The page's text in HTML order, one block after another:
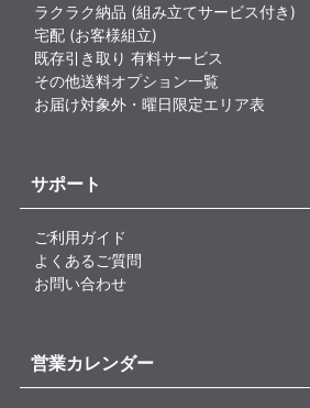
ラクラク納品 (組み立てサービス付き)
宅配 (お客様組立)
既存引き取り 有料サービス
その他送料オプション一覧
お届け対象外・曜日限定エリア表
サポート
ご利用ガイド
よくあるご質問
お問い合わせ
営業カレンダー